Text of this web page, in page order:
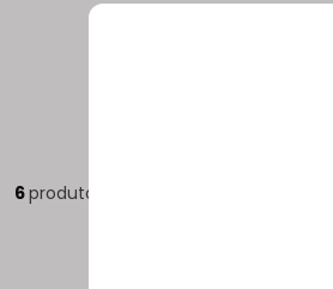
6produtos